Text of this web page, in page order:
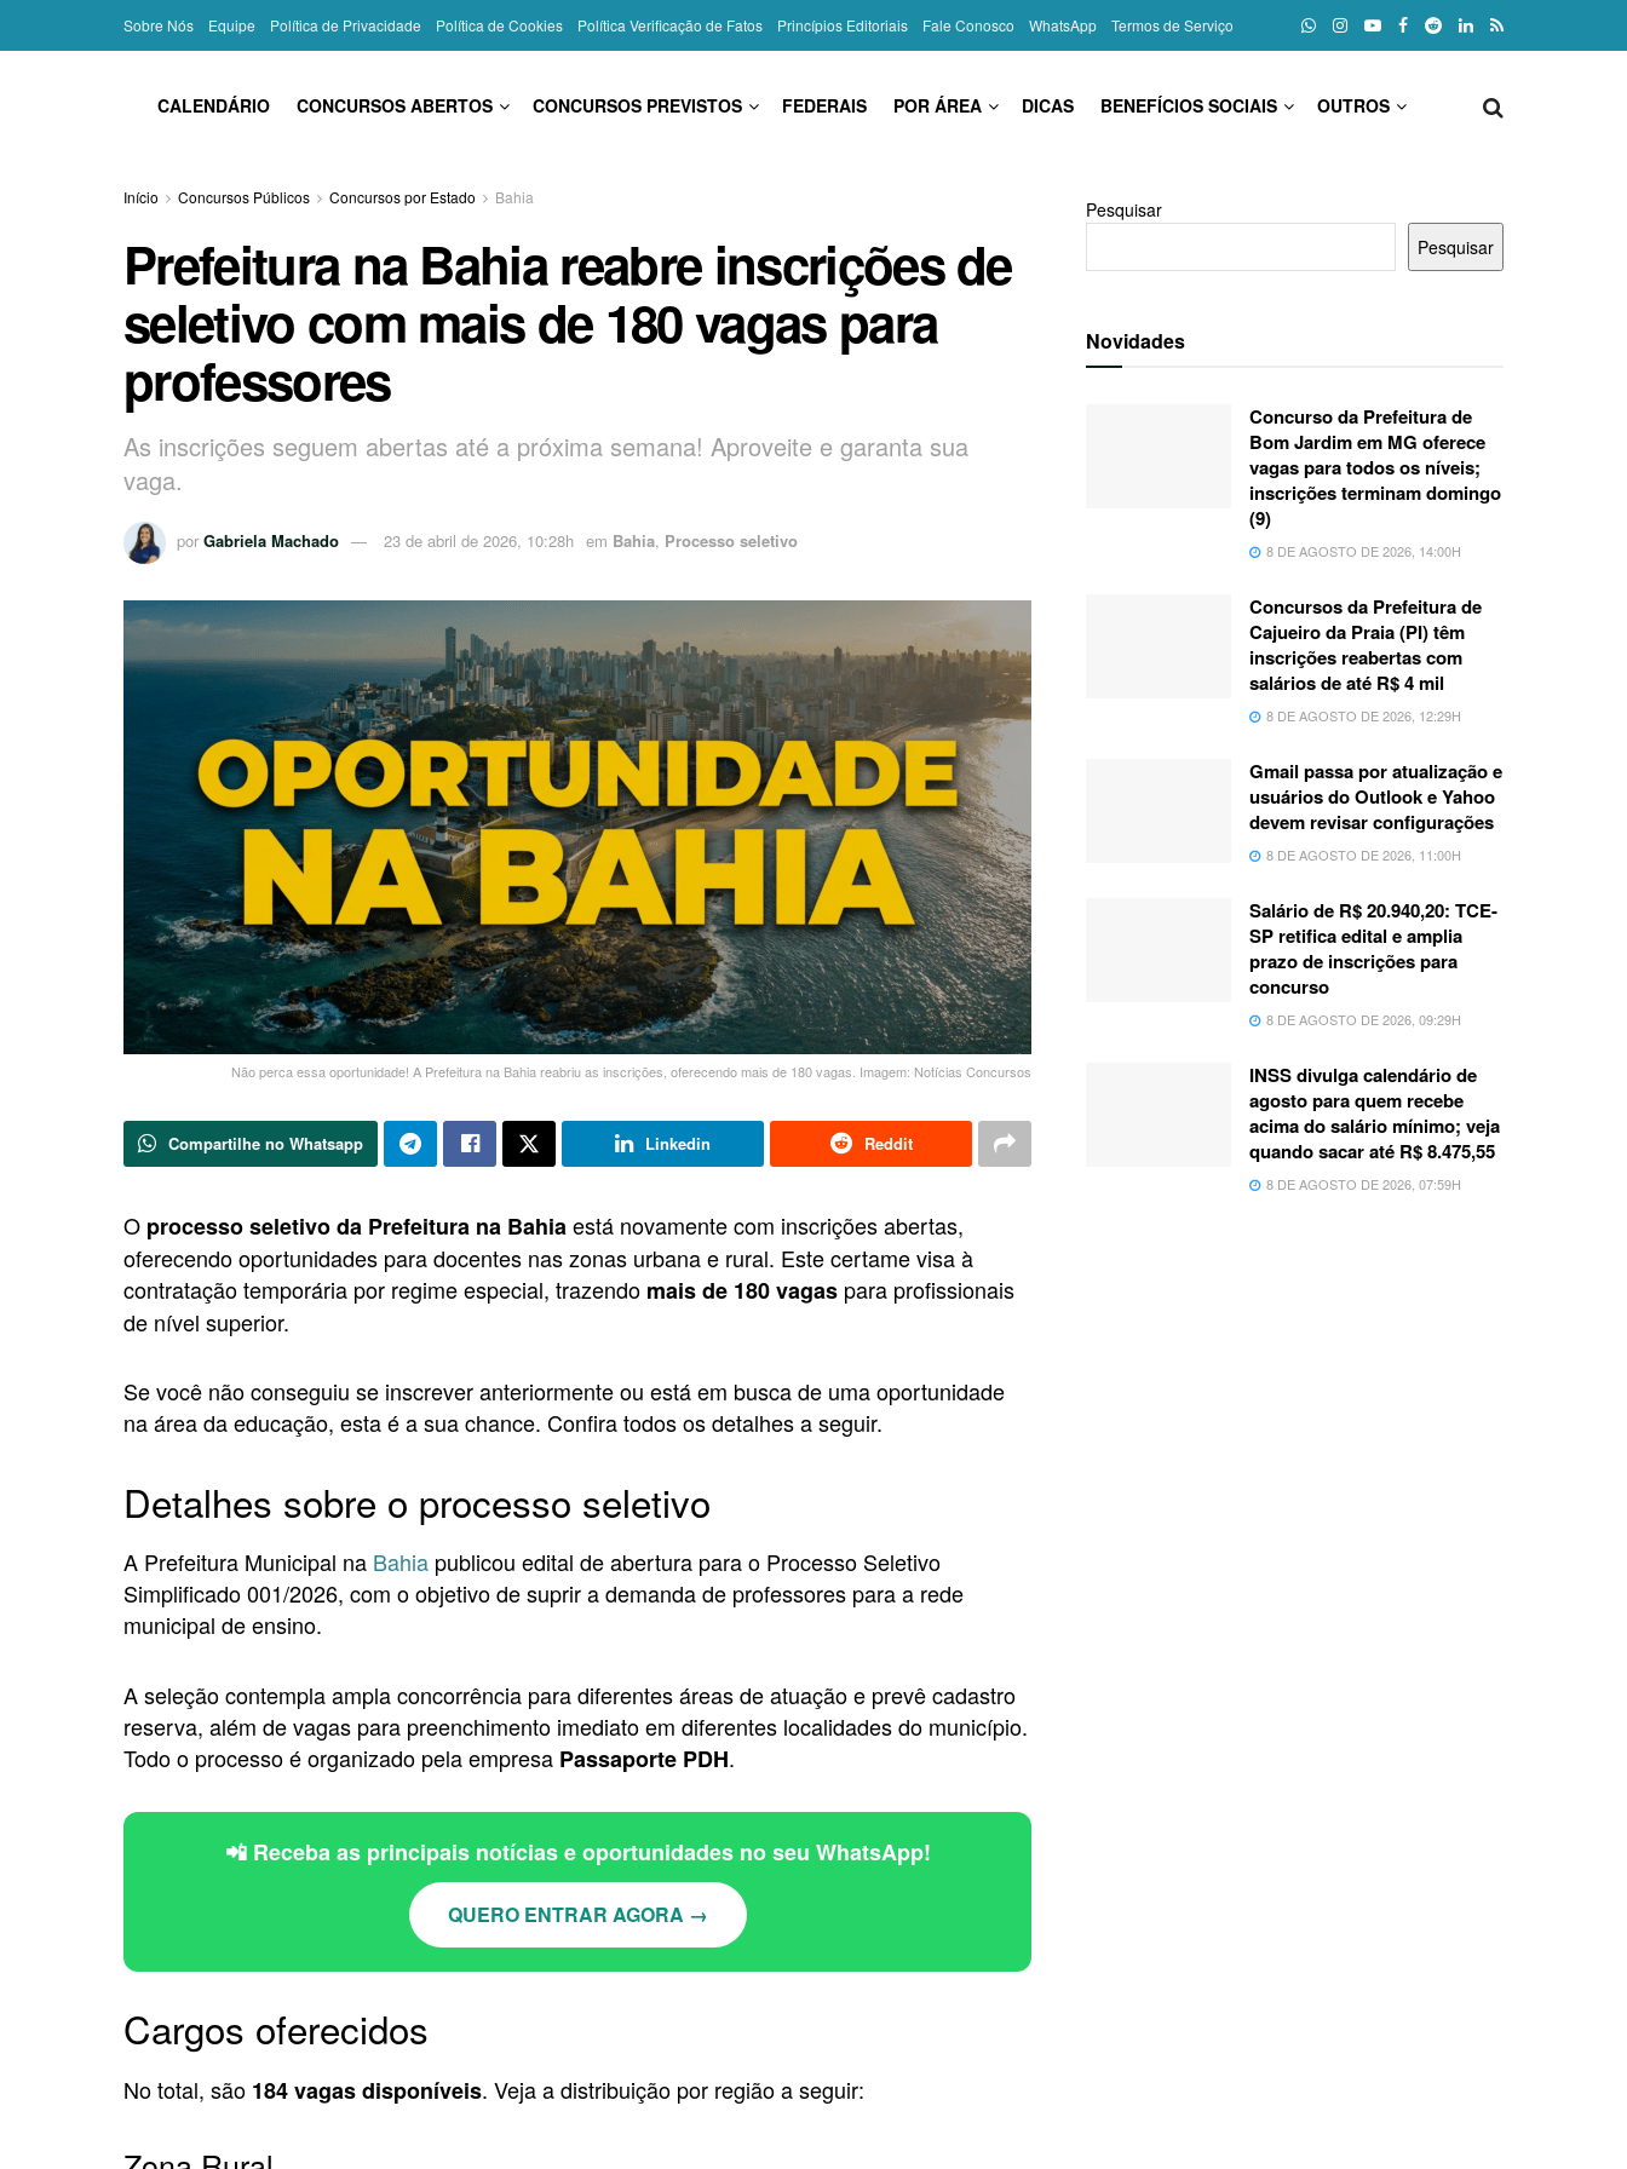
Sobre Nós Equipe Política de Privacidade Política de Cookies Política Verificação de Fatos Princípios Editoriais Fale Conosco WhatsApp Termos de Serviço
CALENDÁRIO CONCURSOS ABERTOS CONCURSOS PREVISTOS FEDERAIS POR ÁREA DICAS BENEFÍCIOS SOCIAIS OUTROS
Início Concursos Públicos Concursos por Estado Bahia
Prefeitura na Bahia reabre inscrições de
seletivo com mais de 180 vagas para
professores
As inscrições seguem abertas até a próxima semana! Aproveite e garanta sua
vaga.
por Gabriela Machado 23 de abril de 2026, 10:28h em Bahia, Processo seletivo
Não perca essa oportunidade! A Prefeitura na Bahia reabriu as inscrições, oferecendo mais de 180 vagas. Imagem: Notícias Concursos
Compartilhe no Whatsapp Linkedin Reddit
O processo seletivo da Prefeitura na Bahiaestá novamente com inscrições abertas,
oferecendo oportunidades para docentes nas zonas urbana e rural. Este certame visa à
contratação temporária por regime especial, trazendo mais de 180 vagas para profissionais
de nível superior.
Se você não conseguiu se inscrever anteriormente ou está em busca de uma oportunidade
na área da educação, esta é a sua chance. Confira todos os detalhes a seguir.
Detalhes sobre o processo seletivo
A Prefeitura Municipal na Bahia publicou edital de abertura para o Processo Seletivo
Simplificado 001/2026, com o objetivo de suprir a demanda de professores para a rede
municipal de ensino.
A seleção contempla ampla concorrência para diferentes áreas de atuação e prevê cadastro
reserva, além de vagas para preenchimento imediato em diferentes localidades do município.
Todo o processo é organizado pela empresa Passaporte PDH.
📲 Receba as principais notícias e oportunidades no seu WhatsApp!
QUERO ENTRAR AGORA →
Cargos oferecidos
No total, são 184 vagas disponíveis. Veja a distribuição por região a seguir:
Pesquisar
Pesquisar
Novidades
Concurso da Prefeitura de
Bom Jardim em MG oferece
vagas para todos os níveis;
inscrições terminam domingo
(9)
8 DE AGOSTO DE 2026, 14:00H
Concursos da Prefeitura de
Cajueiro da Praia (PI) têm
inscrições reabertas com
salários de até R$ 4 mil
8 DE AGOSTO DE 2026, 12:29H
Gmail passa por atualização e
usuários do Outlook e Yahoo
devem revisar configurações
8 DE AGOSTO DE 2026, 11:00H
Salário de R$ 20.940,20: TCE-
SP retifica edital e amplia
prazo de inscrições para
concurso
8 DE AGOSTO DE 2026, 09:29H
INSS divulga calendário de
agosto para quem recebe
acima do salário mínimo; veja
quando sacar até R$ 8.475,55
8 DE AGOSTO DE 2026, 07:59H